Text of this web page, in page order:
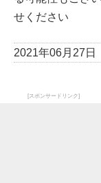
せください
2021年06月27日
[スポンサードリンク]